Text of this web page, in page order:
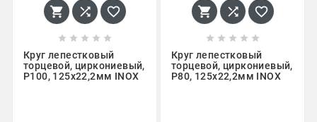
  
    
Круг лепестковый
торцевой, циркониевый,
P100, 125х22,2мм INOX
  
    
Круг лепестковый
торцевой, циркониевый,
P80, 125х22,2мм INOX